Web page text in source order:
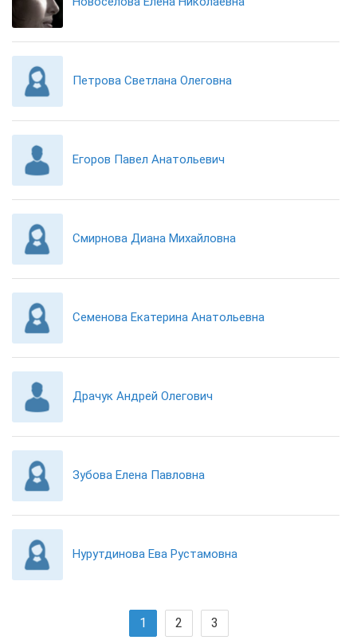
Петрова Светлана Олеговна
Егоров Павел Анатольевич
Смирнова Диана Михайловна
Семенова Екатерина Анатольевна
Драчук Андрей Олегович
Зубова Елена Павловна
Нурутдинова Ева Рустамовна
1 2 3